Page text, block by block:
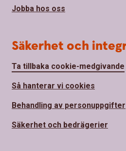
Jobba hos oss
Säkerhet och
Ta tillbaka cookie-medgivande
Så hanterar vi cookies
Behandling av personuppgifter
Säkerhet och bedrägerier